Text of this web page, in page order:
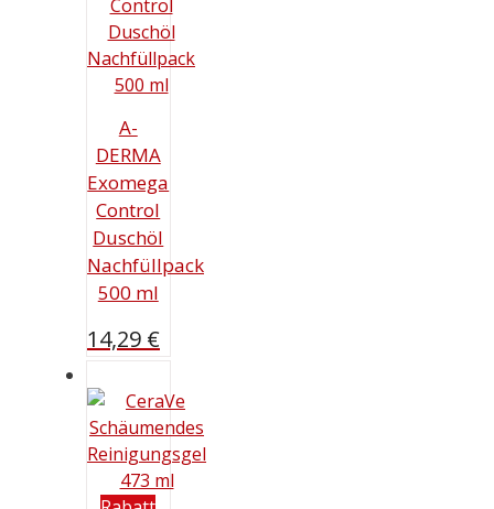
A-
DERMA
Exomega
Control
Duschöl
Nachfüllpack
500 ml
14,29 €